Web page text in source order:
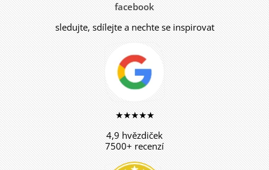
facebook
sledujte, sdílejte a nechte se inspirovat
★★★★★
4,9 hvězdiček
7500+ recenzí